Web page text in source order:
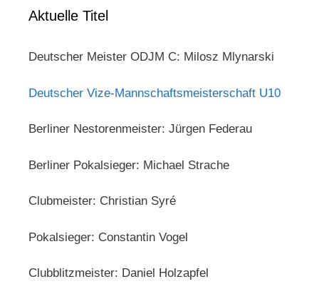
Aktuelle Titel
Deutscher Meister ODJM C: Milosz Mlynarski
Deutscher Vize-Mannschaftsmeisterschaft U10
Berliner Nestorenmeister: Jürgen Federau
Berliner Pokalsieger: Michael Strache
Clubmeister: Christian Syré
Pokalsieger: Constantin Vogel
Clubblitzmeister: Daniel Holzapfel